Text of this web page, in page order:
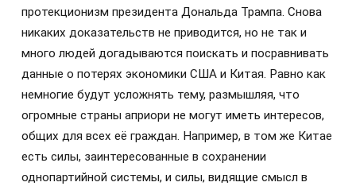
протекционизм президента Дональда Трампа. Снова
никаких доказательств не приводится, но не так и
много людей догадываются поискать и посравнивать
данные о потерях экономики США и Китая. Равно как
немногие будут усложнять тему, размышляя, что
огромные страны априори не могут иметь интересов,
общих для всех её граждан. Например, в том же Китае
есть силы, заинтересованные в сохранении
однопартийной системы, и силы, видящие смысл в